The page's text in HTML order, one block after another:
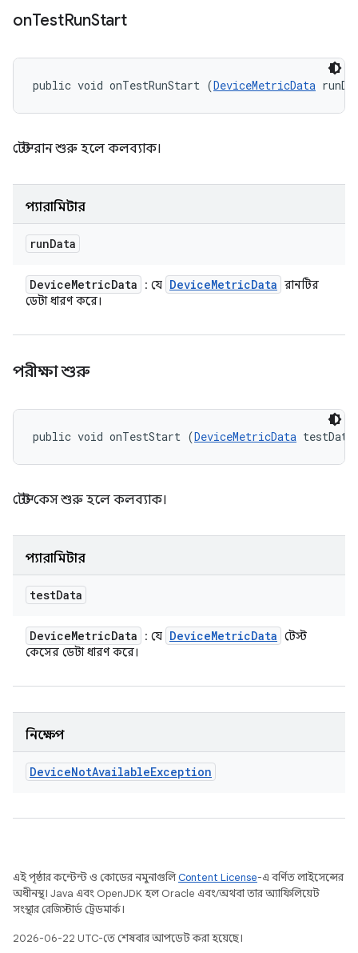
onTestRunStart
public void onTestRunStart (DeviceMetricData
টেস্ট রান শুরু হলে কলব্যাক।
প্যারামিটার
runData
DeviceMetricData : যে DeviceMetricData রানটির
ডেটা ধারণ করে।
পরীক্ষা শুরু
public void onTestStart (DeviceMetricData
টেস্ট কেস শুরু হলে কলব্যাক।
প্যারামিটার
testData
DeviceMetricData : যে DeviceMetricData টেস্ট
কেসের ডেটা ধারণ করে।
নিক্ষেপ
DeviceNotAvailableException
এই পৃষ্ঠার কন্টেন্ট ও কোডের নমুনাগুলিContent License-এ বর্ণিত লাইসেন্সের
অধীনস্থ। Java এবং OpenJDK হল Oracle এবং/অথবা তার অ্যাফিলিয়েট
সংস্থার রেজিস্টার্ড ট্রেডমার্ক।
2026-06-22 UTC-তে শেষবার আপডেট করা হয়েছে।